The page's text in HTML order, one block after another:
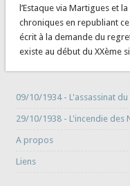
l’Estaque via Martigues et
chroniques en republiant
écrit à la demande du
existe au début du XXème
09/10/1934 - L'assassinat
29/10/1938 - L'incendie des
A propos
Liens